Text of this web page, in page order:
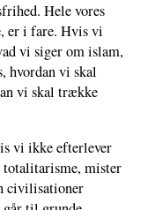
Hele vores
er i fare. Hvis vi
vi siger om islam,
hvordan vi skal
vi skal trække
vi ikke efterlever
totalitarisme, mister
civilisationer